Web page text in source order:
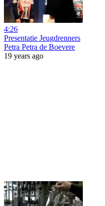
4:26
Presentatie Jeugdrenners
Petra Petra de Boevere
19 years ago